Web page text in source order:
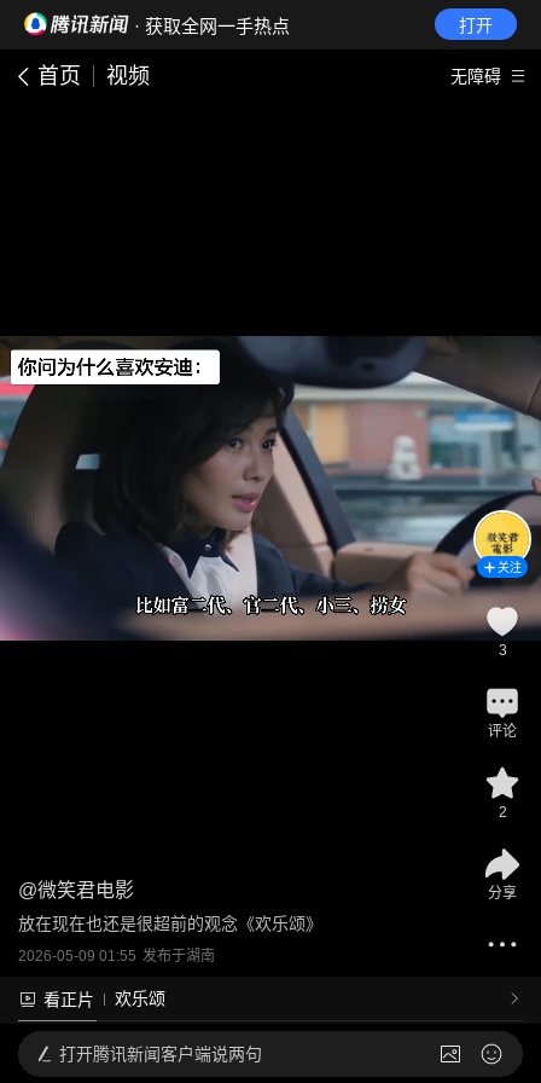
· 获取全网一手热点 打开
首页 视频 无障碍
@微笑君电影
放在现在也还是很超前的观念《欢乐颂》
2026-05-09 01:55 发布于湖南
看正片 欢乐颂
关注
3
评论
2
分享
打开腾讯新闻客户端说两句